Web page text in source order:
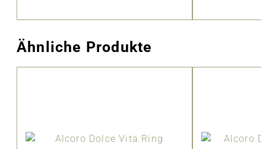
Ähnliche Produkte